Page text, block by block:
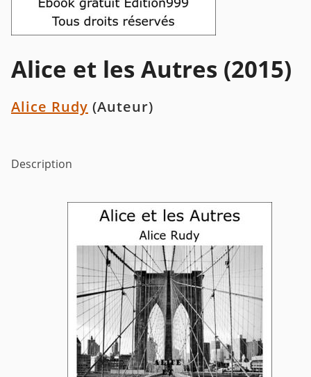
Alice et les Autres (2015)
Alice Rudy (Auteur)
Description